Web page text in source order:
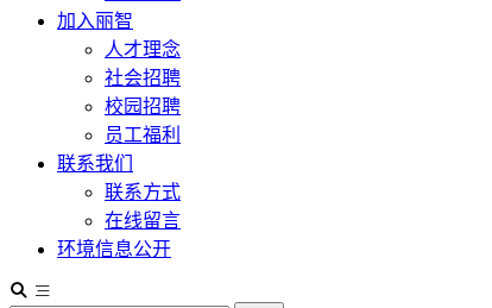
加入丽智
人才理念
社会招聘
校园招聘
员工福利
联系我们
联系方式
在线留言
环境信息公开